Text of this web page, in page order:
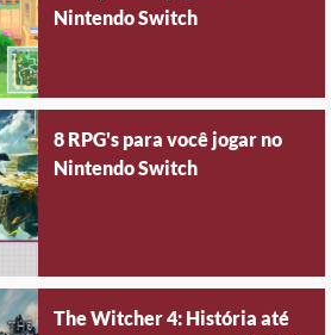
Nintendo Switch
8 RPG's para você jogar no
Nintendo Switch
The Witcher 4: História até